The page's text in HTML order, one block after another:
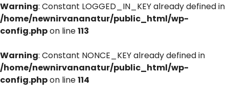
Warning: Constant LOGGED_IN_KEY already defined in
/home/newnirvananatur/public_html/wp-
config.phpon line113
Warning: Constant NONCE_KEY already defined in
/home/newnirvananatur/public_html/wp-
config.phpon line114